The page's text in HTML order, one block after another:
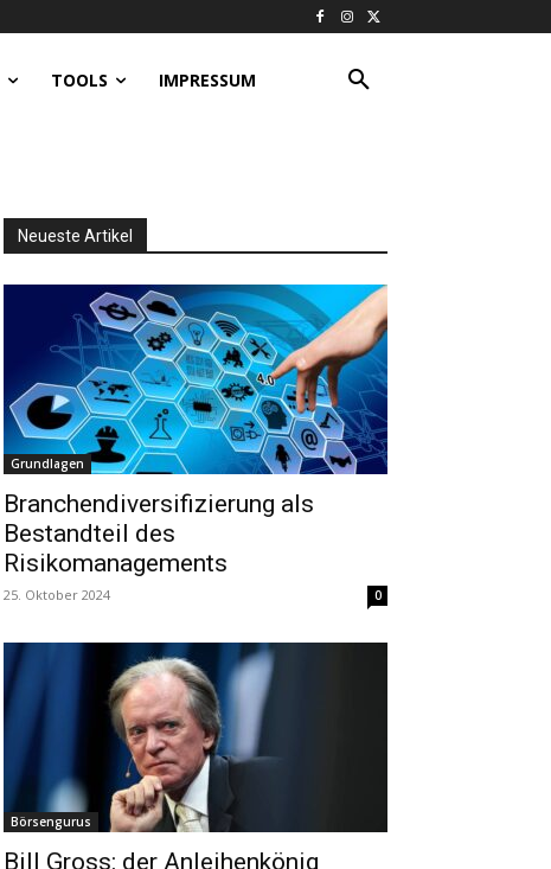
TOOLS IMPRESSUM
Neueste Artikel
Grundlagen
Branchendiversifizierung als
Bestandteil des
Risikomanagements
25. Oktober 2024 0
Börsengurus
Bill Gross: der Anleihenkönig